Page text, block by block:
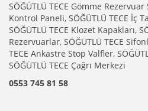
SÖĞÜTLÜ TECE Gömme Rezervuar
Kontrol Paneli, SÖĞÜTLÜ TECE İç
SÖĞÜTLÜ TECE Klozet Kapakları,
Rezervuarlar, SÖĞÜTLÜ TECE
TECE Ankastre Stop Valfler,
SÖĞÜTLÜ TECE Çağrı Merkezi
0553 745 81 58